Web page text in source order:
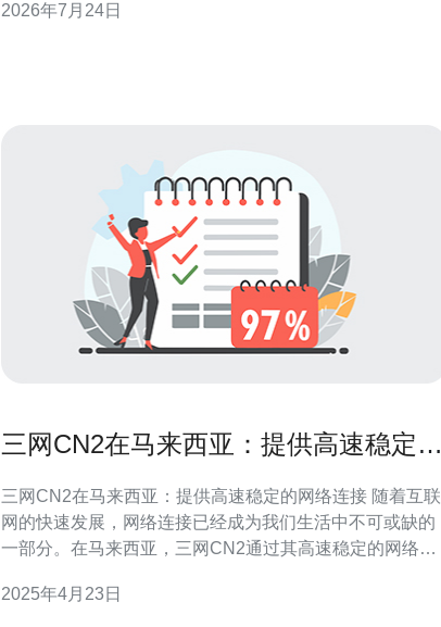
VPS、主机、域名、CDN和高防DDoS等技术手段的优化
2026年7月24日
三网CN2在马来西亚：提供高速稳定的
三网CN2在马来西亚：提供高速稳定的网络连接 随着互联
网的快速发展，网络连接已经成为我们生活中不可或缺的
一部分。在马来西亚，三网CN2通过其高速稳定的网络连
在马来西亚的特点和优势。 三网CN2是指中国电信、中国
2025年4月23日